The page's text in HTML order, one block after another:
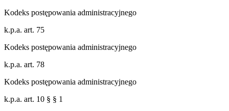
Kodeks postępowania administracyjnego
k.p.a. art. 75
Kodeks postępowania administracyjnego
k.p.a. art. 78
Kodeks postępowania administracyjnego
k.p.a. art. 10 § § 1